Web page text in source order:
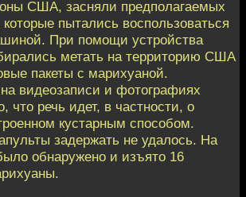
США, засняли предполагаемых
которые пытались воспользоваться
При помощи устройства
метать на территорию США
пакеты с марихуаной.
видеозаписи и фотографиях
что речь идет, в частности, о
кустарным способом.
задержать не удалось. На
обнаружено и изъято 16